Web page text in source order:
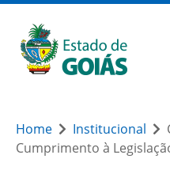
Home Institucional
Cumprimento à